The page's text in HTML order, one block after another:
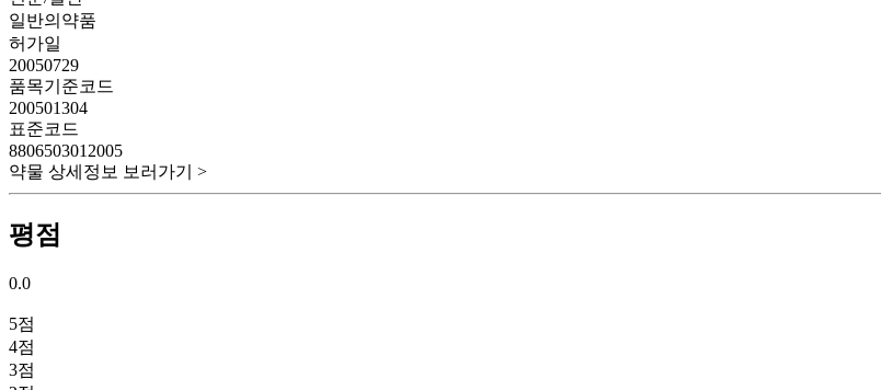
일반의약품
허가일
20050729
품목기준코드
200501304
표준코드
8806503012005
약물 상세정보 보러가기 >
평점
0.0
5점
4점
3점